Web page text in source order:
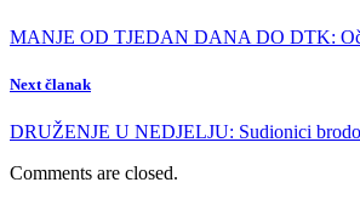
MANJE OD TJEDAN DANA DO DTK:
Next članak
DRUŽENJE U NEDJELJU: Sudionici
Comments are closed.